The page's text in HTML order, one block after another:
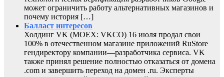
может ограничить работу альтернативных магазинов и
почему история […]
Балласт интересов
Холдинг VK (MOEX: VKCO) 16 июля продал свои
100% в отечественном магазине приложений RuStore
гендиректору компании—разработчика сервиса. VK
также принял решение полностью отказаться от домена
.com и завершить переход на домен .ru. Эксперты